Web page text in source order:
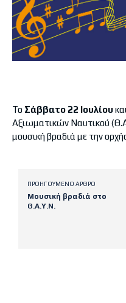
Το Σάββατο 22 Ιουλίου
Αξιωματικών Ναυτικού
μουσική βραδιά με την
ΠΡΟΗΓΟΎΜΕΝΟ ΆΡΘΡΟ
Μουσική βραδιά στο
Θ.Α.Υ.Ν.